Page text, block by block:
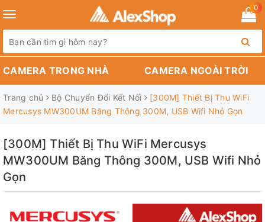
Toggle
navigation
0
CAMERA TRONG NHÀ CAMERA NGOÀI TRỜI
Trang chủ Bộ Chuyển Đổi Kết Nối
[300M] Thiết Bị Thu WiFi
Mercusys MW300UM Băng Thông 300M, USB Wifi Nhỏ Gọn
[300M] Thiết Bị Thu WiFi Mercusys
MW300UM Băng Thông 300M, USB Wifi Nhỏ
Gọn